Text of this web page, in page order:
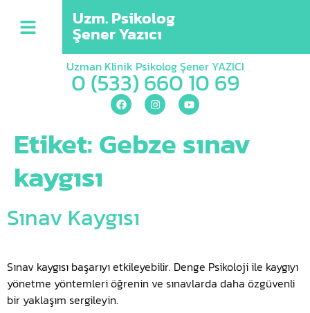
Uzm. Psikolog
Şener Yazıcı
Uzman Klinik Psikolog Şener YAZICI
0 (533) 660 10 69
Etiket:Gebze sınav
kaygısı
Sınav Kaygısı
Sınav kaygısı başarıyı etkileyebilir. Denge Psikoloji ile kaygıyı
yönetme yöntemleri öğrenin ve sınavlarda daha özgüvenli
bir yaklaşım sergileyin.